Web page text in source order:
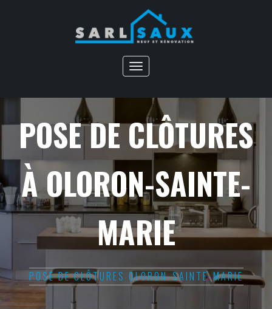
Toggle
navigation
POSE DE CLÔTURES
À OLORON-SAINTE-
MARIE
POSE DE CLÔTURES OLORON-SAINTE-MARIE